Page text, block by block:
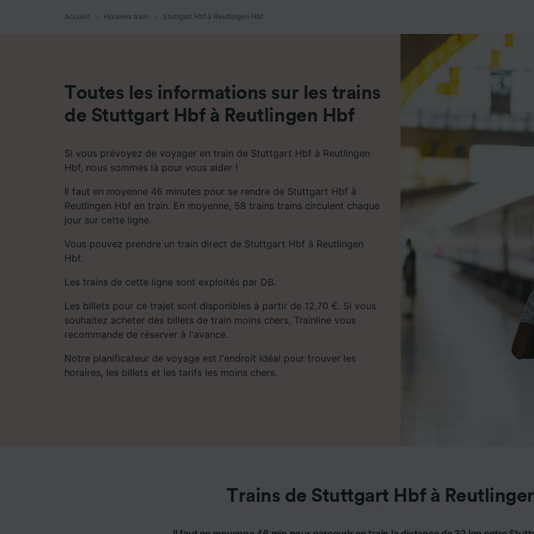
Accueil Horaires train Stuttgart Hbf à Reutlingen Hbf
Toutes les informations sur les trains
de Stuttgart Hbf à Reutlingen Hbf
Si vous prévoyez de voyager en train de Stuttgart Hbf à Reutlingen
Hbf, nous sommes là pour vous aider !
Il faut en moyenne 46 minutes pour se rendre de Stuttgart Hbf à
Reutlingen Hbf en train. En moyenne, 58 trains trains circulent chaque
jour sur cette ligne.
Vous pouvez prendre un train direct de Stuttgart Hbf à Reutlingen
Hbf.
Les trains de cette ligne sont exploités par DB.
Les billets pour ce trajet sont disponibles à partir de 12.70 €. Si vous
souhaitez acheter des billets de train moins chers, Trainline vous
recommande de réserver à l'avance.
Notre planificateur de voyage est l'endroit idéal pour trouver les
horaires, les billets et les tarifs les moins chers.
Trains de Stuttgart Hbf à
développement de services.
Liste de nos partenaires (fournisseurs)